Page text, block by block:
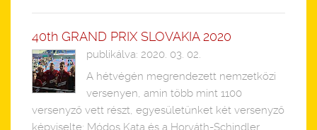
40th GRAND PRIX SLOVAKIA 2020
publikálva: 2020. 03. 02.
A hétvégén megrendezett nemzetközi
versenyen, amin több mint 1100
versenyző vett részt, egyesületünket két versenyző
képviselte: Módos Kata és a Horváth-Schindler